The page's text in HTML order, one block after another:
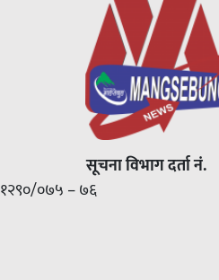
सूचना विभाग दर्ता नं.
१२९०/०७५ – ७६